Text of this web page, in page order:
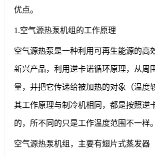
优点。
1.空气源热泵机组的工作原理
空气源热泵是一种利用可再生能源的高
新兴产品，利用逆卡诺循环原理，从周
量，并把它传递给被加热的对象（温度
其工作原理与制冷机相同，都是按照逆
的，所不同的只是工作温度范围不一样。
空气源热泵机组，主要有翅片式蒸发器